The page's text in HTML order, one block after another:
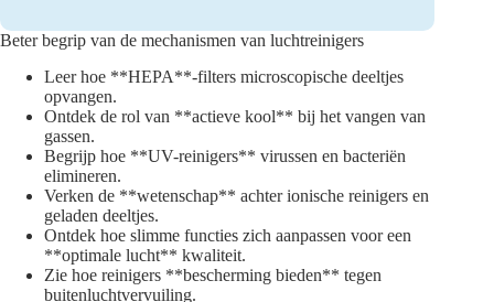
Beter begrip van de mechanismen van luchtreinigers
Leer hoe **HEPA**-filters microscopische deeltjes
opvangen.
Ontdek de rol van **actieve kool** bij het vangen van
gassen.
Begrijp hoe **UV-reinigers** virussen en bacteriën
elimineren.
Verken de **wetenschap** achter ionische reinigers en
geladen deeltjes.
Ontdek hoe slimme functies zich aanpassen voor een
**optimale lucht** kwaliteit.
Zie hoe reinigers **bescherming bieden** tegen
buitenluchtvervuiling.